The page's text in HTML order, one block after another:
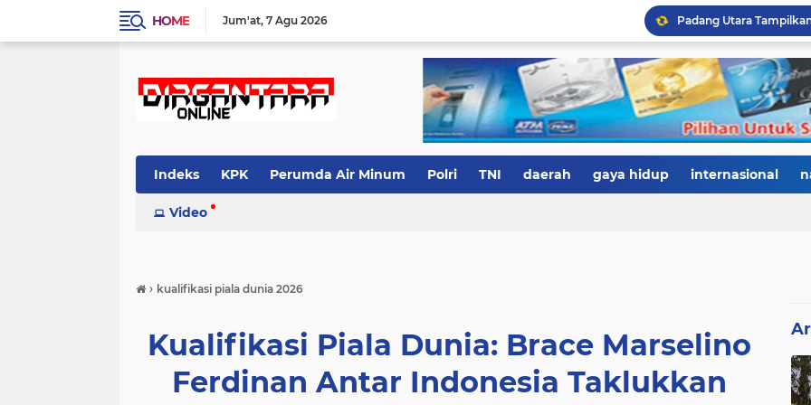
HOME Jum'at 7 Agu 2026
Indeks KPK Perumda Air Minum Polri TNI daerah gaya hidup internasional
Video
› kualifikasi piala dunia 2026
Kualifikasi Piala Dunia: Brace Marselino
Ferdinan Antar Indonesia Taklukkan